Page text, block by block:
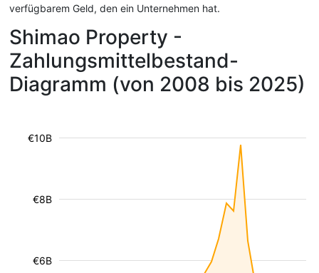
verfügbarem Geld, den ein Unternehmen hat.
Shimao Property -
Zahlungsmittelbestand-
Diagramm (von 2008 bis 2025)
€6B
€8B
€10B